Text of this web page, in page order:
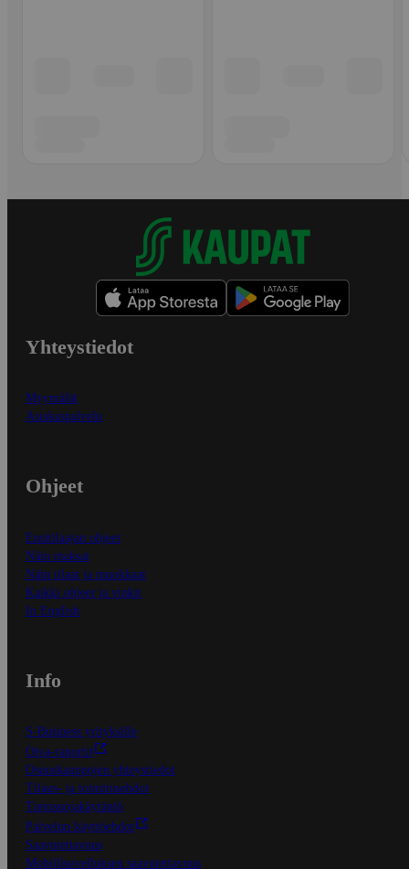
Yhteystiedot
Myymälät
Asiakaspalvelu
Ohjeet
Ensitilaajan ohjeet
Näin maksat
Näin tilaat ja muokkaat
Kaikki ohjeet ja vinkit
In English
Info
S-Business yrityksille
Oiva-raportit
Osuuskauppojen yhteystiedot
Tilaus- ja toimitusehdot
Tietosuojakäytäntö
Palvelun käyttöehdot
Saavutettavuus
Mobiilisovelluksen saavutettavuus